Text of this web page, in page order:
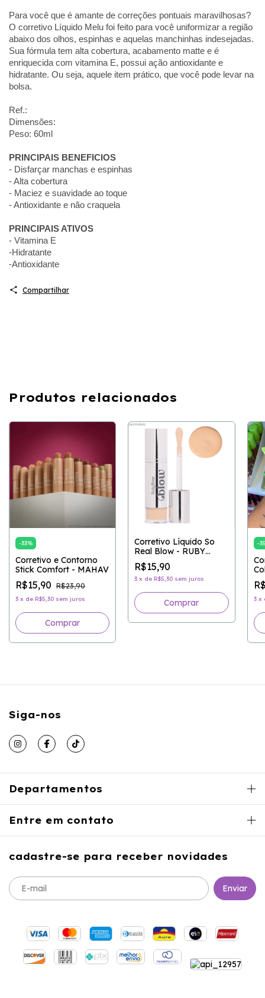
Para você que é amante de correções pontuais maravilhosas?
O corretivo Líquido Melu foi feito para você uniformizar a região
abaixo dos olhos, espinhas e aquelas manchinhas indesejadas.
Sua fórmula tem alta cobertura, acabamento matte e é
enriquecida com vitamina E, possui ação antioxidante e
hidratante. Ou seja, aquele item prático, que você pode levar na
bolsa.
Ref.:
Dimensões:
Peso: 60ml
PRINCIPAIS BENEFICIOS
- Disfarçar manchas e espinhas
- Alta cobertura
- Maciez e suavidade ao toque
- Antioxidante e não craquela
PRINCIPAIS ATIVOS
- Vitamina E
-Hidratante
-Antioxidante
Compartilhar
Produtos relacionados
-33%
Corretivo e Contorno
Stick Comfort - MAHAV
R$15,90 R$23,90
3 x de R$5,30 sem juros
Comprar
Corretivo Líquido So
Real Blow - RUBY
ROSE
R$15,90
3 x de R$5,30 sem juros
Comprar
-
3 x
Siga-nos
Departamentos
Entre em contato
cadastre-se para receber novidades